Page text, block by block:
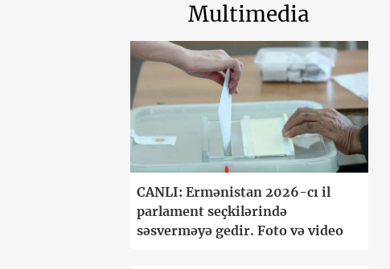
Multimedia
CANLI: Ermənistan 2026-cı il
parlament seçkilərində
səsverməyə gedir. Foto və video